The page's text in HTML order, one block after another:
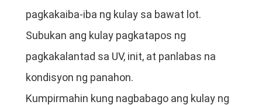
pagkakaiba-iba ng kulay sa bawat lot.
Subukan ang kulay pagkatapos ng
pagkakalantad sa UV, init, at panlabas na
kondisyon ng panahon.
Kumpirmahin kung nagbabago ang kulay ng